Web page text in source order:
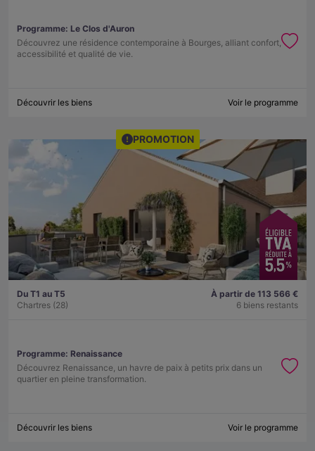
Programme: Le Clos d'Auron
Découvrez une résidence contemporaine à Bourges, alliant confort,
accessibilité et qualité de vie.
Découvrir les biens Voir le programme
PROMOTION
Du T1 au T5
Chartres (28)
À partir de 113 566 €
6 biens restants
Programme: Renaissance
Découvrez Renaissance, un havre de paix à petits prix dans un
quartier en pleine transformation.
Découvrir les biens Voir le programme